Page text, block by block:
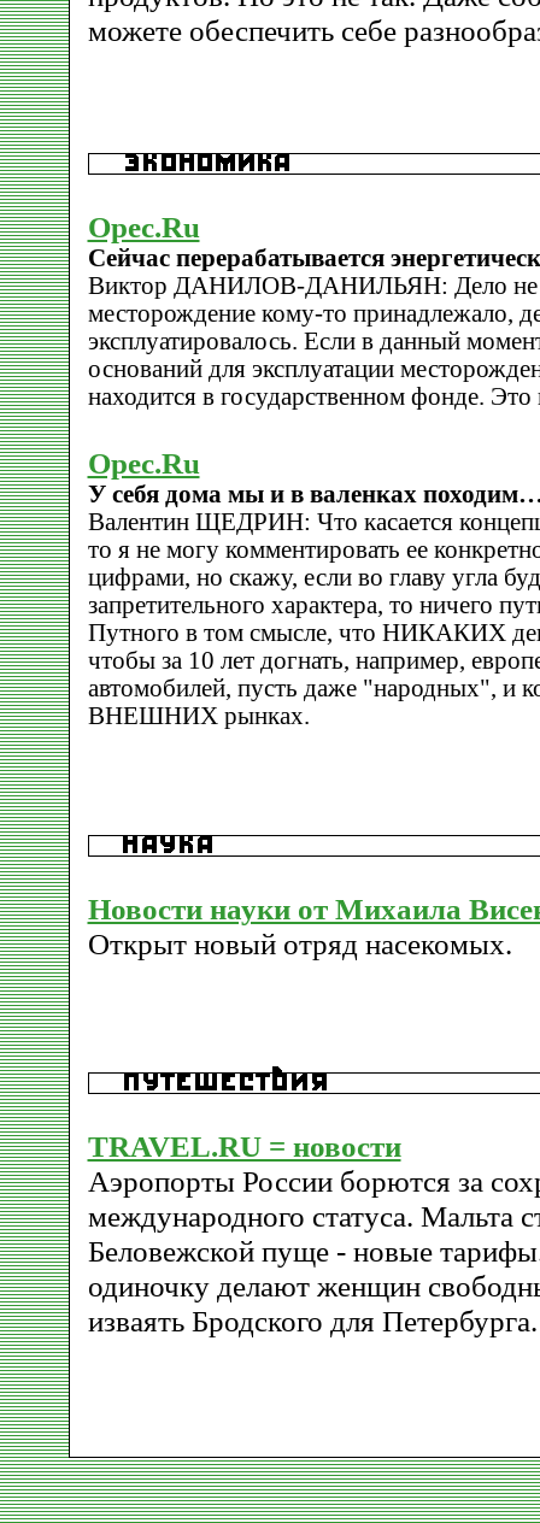
можете обеспечить себе
Opec.Ru
Сейчас перерабатывается
Виктор ДАНИЛОВ-ДАНИЛЬЯН: Дело не
месторождение кому-то принадлежало,
эксплуатировалось. Если в данный
оснований для эксплуатации
находится в государственном фонде.
Opec.Ru
У себя дома мы и в валенках
Валентин ЩЕДРИН: Что касается
то я не могу комментировать ее
цифрами, но скажу, если во главу угла
запретительного характера, то ничего
Путного в том смысле, что НИКАКИХ
чтобы за 10 лет догнать, например,
автомобилей, пусть даже "народных", и
ВНЕШНИХ рынках.
Новости науки от Михаила
Открыт новый отряд насекомых.
TRAVEL.RU = новости
Аэропорты России борются за
международного статуса. Мальта
Беловежской пуще - новые
одиночку делают женщин
изваять Бродского для Петербурга.